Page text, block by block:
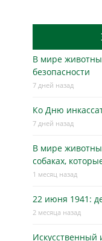
В мире
безопасности
7 дней назад
Ко Дню
7 дней назад
В мире
собаках,
1 месяц назад
22 июня 1941:
2 месяца назад
Искусственный